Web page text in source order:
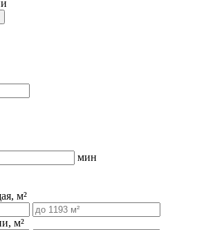
мин
м²
м²